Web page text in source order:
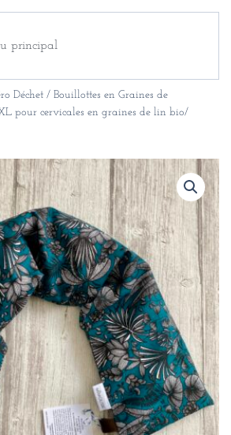
principal
Déchet / Bouillottes en Graines de
pour cervicales en graines de lin bio/